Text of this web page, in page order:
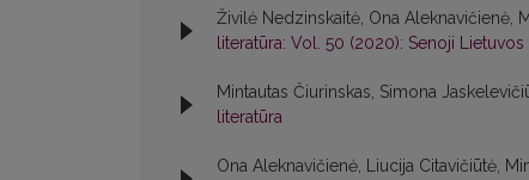
Živilė Nedzinskaitė, Ona Aleknavičienė,
literatūra: Vol. 50 (2020): Senoji Lietuvos
Mintautas Čiurinskas, Simona
literatūra
Ona Aleknavičienė, Liucija Citavičiūtė,